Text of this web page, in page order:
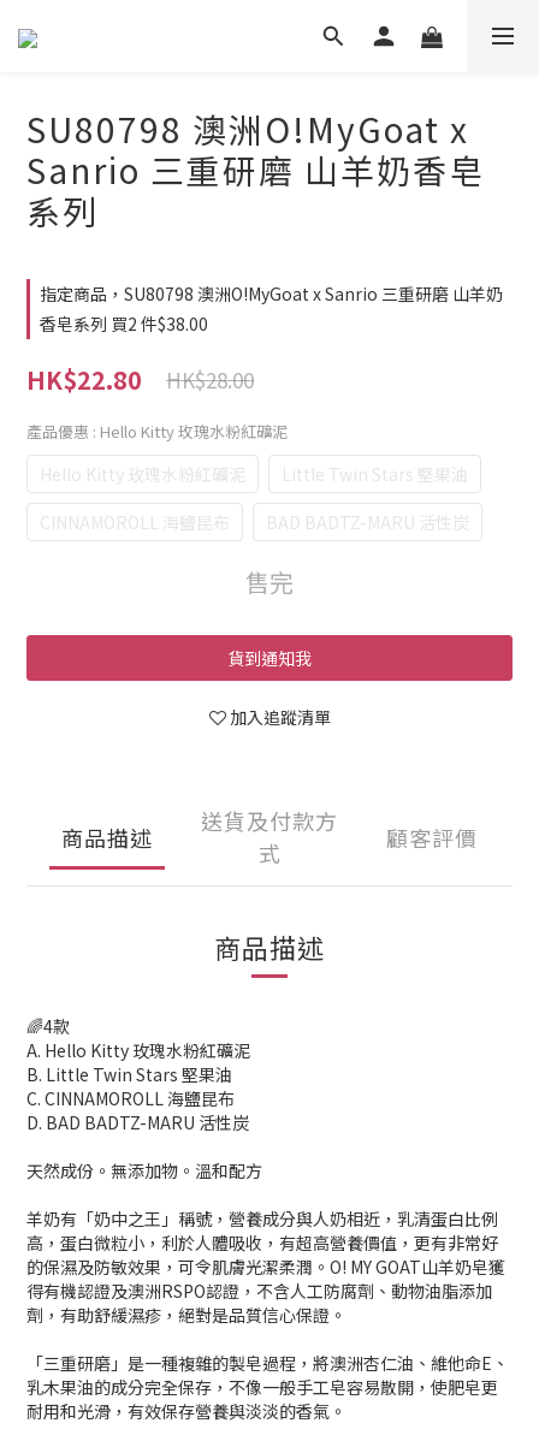
SU80798 澳洲O!MyGoat x
Sanrio 三重研磨 山羊奶香皂
系列
指定商品，SU80798 澳洲O!MyGoat x Sanrio 三重研磨 山羊奶
香皂系列 買2 件$38.00
HK$22.80 HK$28.00
產品優惠 : Hello Kitty 玫瑰水粉紅礦泥
Hello Kitty 玫瑰水粉紅礦泥
Little Twin Stars 堅果油
CINNAMOROLL 海鹽昆布
BAD BADTZ-MARU 活性炭
售完
貨到通知我
加入追蹤清單
商品描述
送貨及付款方
式
顧客評價
商品描述
🌈4款
A. Hello Kitty 玫瑰水粉紅礦泥
B. Little Twin Stars 堅果油
C. CINNAMOROLL 海鹽昆布
D. BAD BADTZ-MARU 活性炭
天然成份。無添加物。溫和配方
羊奶有「奶中之王」稱號，營養成分與人奶相近，乳清蛋白比例
高，蛋白微粒小，利於人體吸收，有超高營養價值，更有非常好
的保濕及防敏效果，可令肌膚光潔柔潤。O! MY GOAT山羊奶皂獲
得有機認證及澳洲RSPO認證，不含人工防腐劑、動物油脂添加
劑，有助舒緩濕疹，絕對是品質信心保證。
「三重研磨」是一種複雜的製皂過程，將澳洲杏仁油、維他命E、
乳木果油的成分完全保存，不像一般手工皂容易散開，使肥皂更
耐用和光滑，有效保存營養與淡淡的香氣。